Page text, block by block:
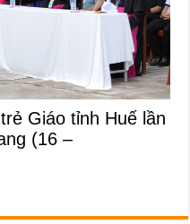
Giáo tỉnh Huế lần
(16 –